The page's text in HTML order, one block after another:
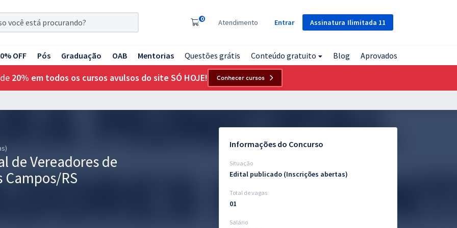
Assinatura Ilimitada 11
0 Atendimento Entrar
OFF Pós Graduação OAB Mentorias Questões grátis Conteúdo gratuito Blog Aprovados
20% em todos os cursos avulsos do site SÓ HOJE! Conhecer cursos
de Vereadores de
Campos/RS
Informações do Concurso
Situação
Edital publicado (Inscrições abertas)
Total de vagas
01
Salário